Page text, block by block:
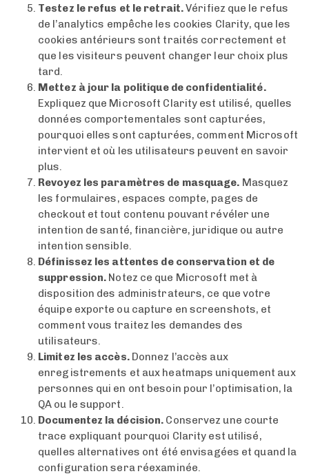
Testez le refus et le retrait.Vérifiez que le refus
de l’analytics empêche les cookies Clarity, que les
cookies antérieurs sont traités correctement et
que les visiteurs peuvent changer leur choix plus
tard.
Mettez à jour la politique de confidentialité.
Expliquez que Microsoft Clarity est utilisé, quelles
données comportementales sont capturées,
pourquoi elles sont capturées, comment Microsoft
intervient et où les utilisateurs peuvent en savoir
plus.
Revoyez les paramètres de masquage. Masquez
les formulaires, espaces compte, pages de
checkout et tout contenu pouvant révéler une
intention de santé, financière, juridique ou autre
intention sensible.
Définissez les attentes de conservation et de
suppression. Notez ce que Microsoft met à
disposition des administrateurs, ce que votre
équipe exporte ou capture en screenshots, et
comment vous traitez les demandes des
utilisateurs.
Limitez les accès.Donnez l’accès aux
enregistrements et aux heatmaps uniquement aux
personnes qui en ont besoin pour l’optimisation, la
QA ou le support.
Documentez la décision. Conservez une courte
trace expliquant pourquoi Clarity est utilisé,
quelles alternatives ont été envisagées et quand la
configuration sera réexaminée.